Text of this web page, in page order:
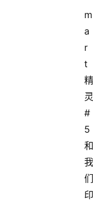
m
a
r
t
精
灵
#
5
和
我
们
印